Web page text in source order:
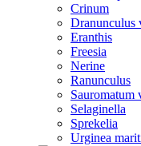
Crinum
Dranunculus
Eranthis
Freesiа
Nerine
Ranunculus
Sauromatum
Selaginella
Sprekelia
Urginea